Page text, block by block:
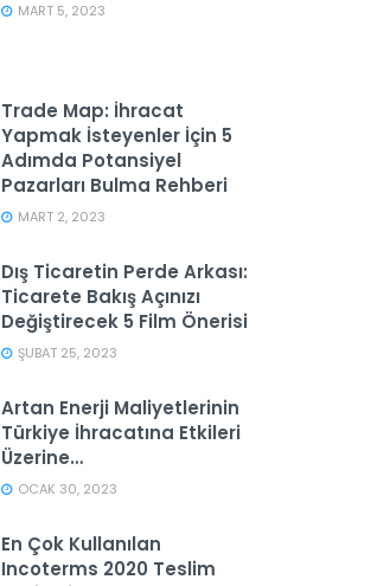
MART 5, 2023
Trade Map: İhracat
Yapmak İsteyenler İçin 5
Adımda Potansiyel
Pazarları Bulma Rehberi
MART 2, 2023
Dış Ticaretin Perde Arkası:
Ticarete Bakış Açınızı
Değiştirecek 5 Film Önerisi
ŞUBAT 25, 2023
Artan Enerji Maliyetlerinin
Türkiye İhracatına Etkileri
Üzerine…
OCAK 30, 2023
En Çok Kullanılan
Incoterms 2020 Teslim